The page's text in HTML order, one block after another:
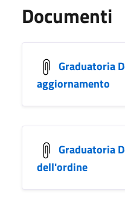
Documenti
Graduatoria
aggiornamento
Graduatoria
dell'ordine